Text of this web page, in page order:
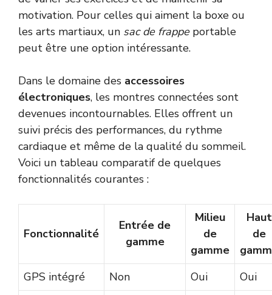
motivation. Pour celles qui aiment la boxe ou
les arts martiaux, un sac de frappeportable
peut être une option intéressante.
Dans le domaine des accessoires
électroniques, les montres connectées sont
devenues incontournables. Elles offrent un
suivi précis des performances, du rythme
cardiaque et même de la qualité du sommeil.
Voici un tableau comparatif de quelques
fonctionnalités courantes :
Fonctionnalité
Entrée de
gamme
Milieu
de
gamme
Haut
de
GPS intégré
Non Oui Oui